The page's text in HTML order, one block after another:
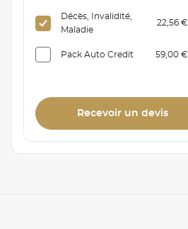
Décès, Invalidité,
Maladie
22,56 €
Pack Auto Credit 59,00 €
Recevoir un devis